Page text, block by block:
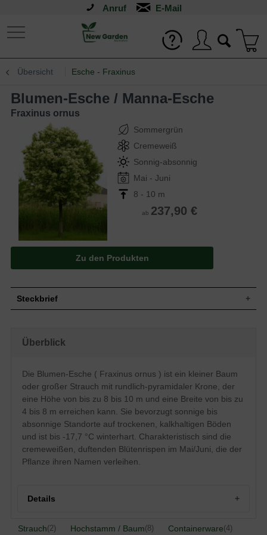
Anruf
Übersicht Esche - Fraxinus
Blumen-Esche / Manna-Esche
Fraxinus ornus
Sommergrün
Cremeweiß
Sonnig-absonnig
Mai - Juni
8 - 10 m
ab 237,90 €
Zu den Produkten
Steckbrief
Wuchs
Wuchshöhe
8 - 10 m
Blatt
Sommergrün, eiförmig bis länglich,
unpaarig gefiedert, 7 Blättchen, Oberseite
sattgrün, Unterseite hellgrau bis hellgrün,
Mittelrippe behaart, Herbstfärbung gelb
bis gelbviolett oder bräunlich-violett, 15
bis 20 cm groß
Frucht
Geflügelte Nüsschen
Cremeweiß, in endständigen Rispen,
Zweige grau und glatt, behaart, alte Borke
Wurzeln
Herzwurzelsystem, weitreichend
Überblick
Die Blumen-Esche ( Fraxinus ornus ) ist ein kleiner Baum
oder großer Strauch mit rundlich-pyramidaler Krone, der
eine Höhe von bis zu 8 bis 10 m und eine Breite von bis zu
4 bis 8 m erreichen kann. Sie bevorzugt sonnige bis
absonnige Standorte auf trockenen, kalkhaltigen Böden
und ist bis -17,7 °C winterhart. Charakteristisch sind die
cremeweißen, duftenden Blütenrispen im Mai/Juni, die der
Pflanze ihren Namen verleihen.
Details
Strauch(2) Hochstamm / Baum(8) Containerware(4)